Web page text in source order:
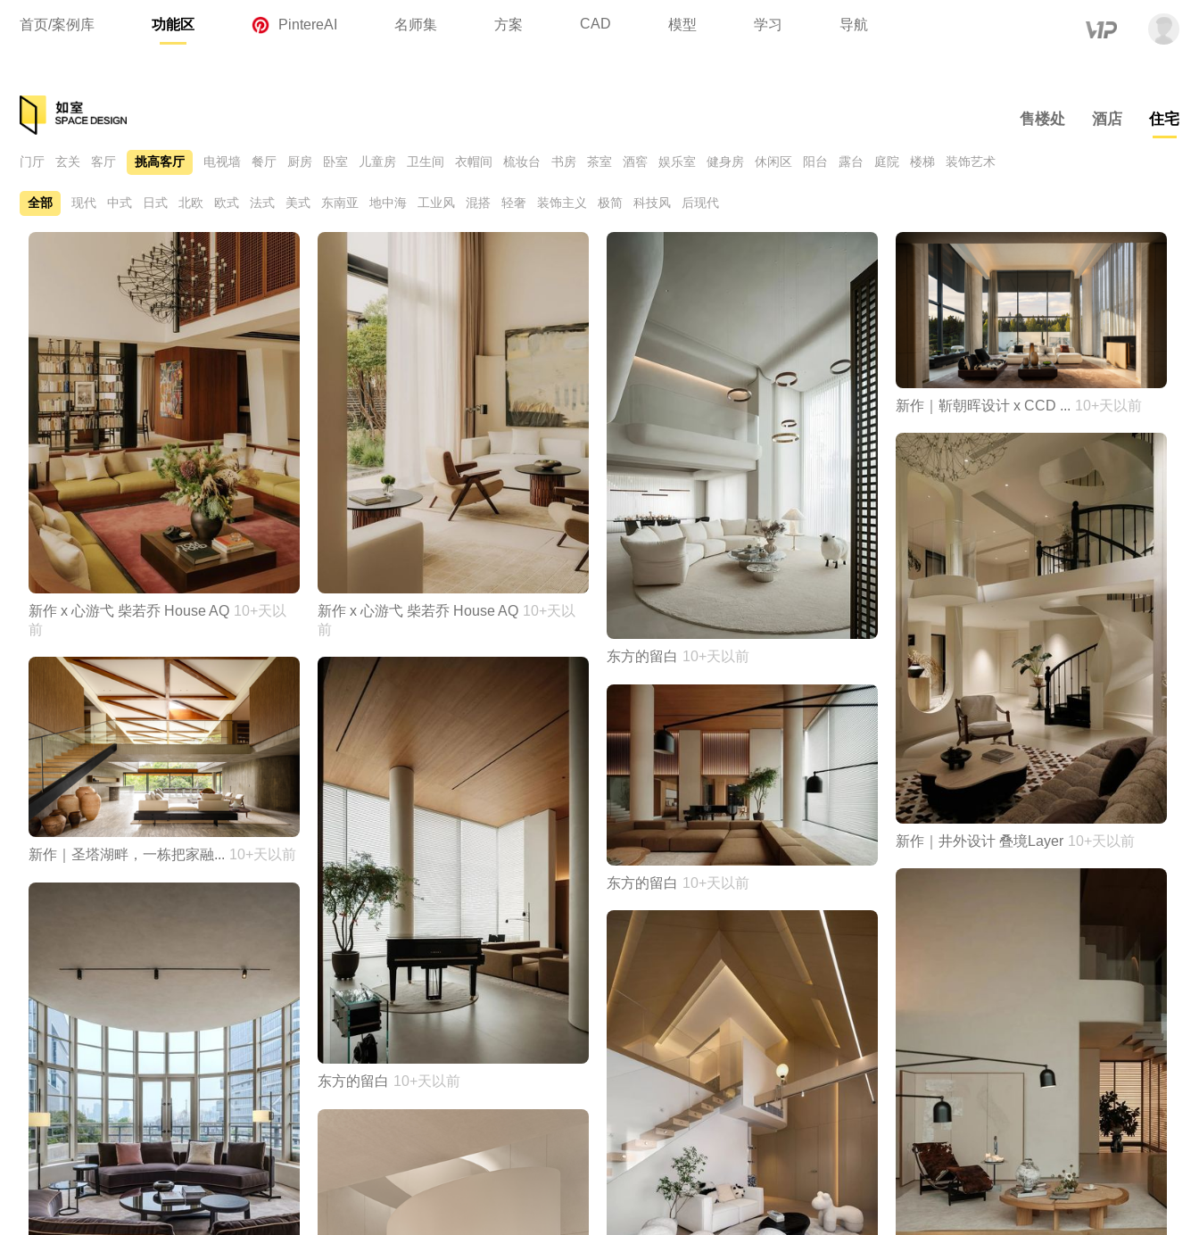
首页/案例库 功能区 PintereAI 名师集 方案 CAD 模型 学习 导航
住宅
酒店
售楼处
门厅 玄关 客厅 挑高客厅 电视墙 餐厅 厨房 卧室 儿童房 卫生间 衣帽间 梳妆台 书房 茶室 酒窖 娱乐室 健身房 休闲区 阳台 露台 庭院 楼梯 装饰艺术
全部 现代 中式 日式 北欧 欧式 法式 美式 东南亚 地中海 工业风 混搭 轻奢 装饰主义 极简 科技风 后现代
新作 x 心游弋 柴若乔 House AQ 10+天以
前
新作 x 心游弋 柴若乔 House AQ 10+天以
前
东方的留白 10+天以前
新作｜靳朝晖设计 x CCD ... 10+天以前
新作｜井外设计 叠境Layer 10+天以前
新作｜圣塔湖畔，一栋把家融... 10+天以前
东方的留白 10+天以前
东方的留白 10+天以前